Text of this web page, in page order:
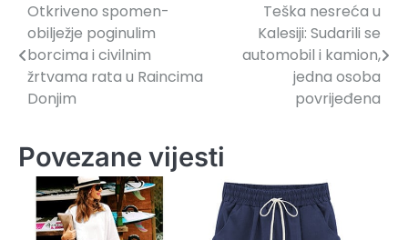
Navigacija
članaka
Otkriveno spomen-
obilježje poginulim
borcima i civilnim
žrtvama rata u Raincima
Donjim
Teška nesreća u
Kalesiji: Sudarili se
automobil i kamion,
jedna osoba
povrijeđena
Povezane vijesti